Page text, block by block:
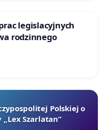
legislacyjnych
rodzinnego
Polskiej o
Szarlatan”